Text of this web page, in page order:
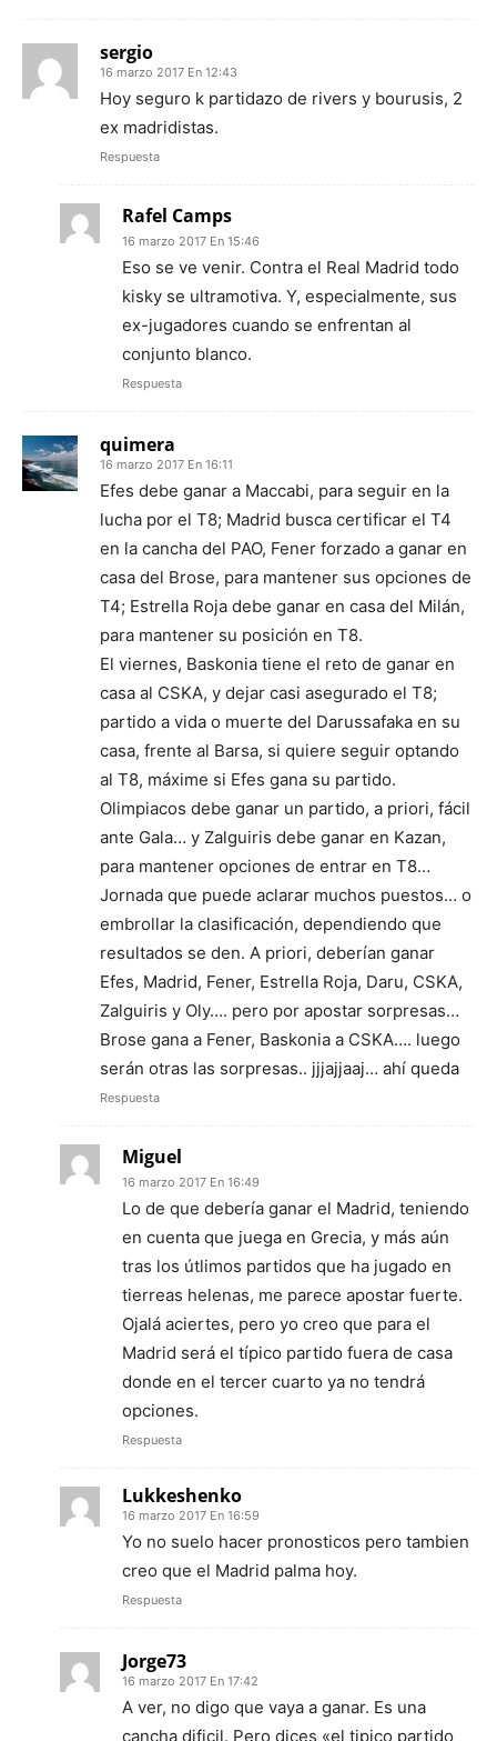
sergio
16 marzo 2017 En 12:43
Hoy seguro k partidazo de rivers y bourusis, 2
ex madridistas.
Respuesta
Rafel Camps
16 marzo 2017 En 15:46
Eso se ve venir. Contra el Real Madrid todo
kisky se ultramotiva. Y, especialmente, sus
ex-jugadores cuando se enfrentan al
conjunto blanco.
Respuesta
quimera
16 marzo 2017 En 16:11
Efes debe ganar a Maccabi, para seguir en la
lucha por el T8; Madrid busca certificar el T4
en la cancha del PAO, Fener forzado a ganar en
casa del Brose, para mantener sus opciones de
T4; Estrella Roja debe ganar en casa del Milán,
para mantener su posición en T8.
El viernes, Baskonia tiene el reto de ganar en
casa al CSKA, y dejar casi asegurado el T8;
partido a vida o muerte del Darussafaka en su
casa, frente al Barsa, si quiere seguir optando
al T8, máxime si Efes gana su partido.
Olimpiacos debe ganar un partido, a priori, fácil
ante Gala… y Zalguiris debe ganar en Kazan,
para mantener opciones de entrar en T8…
Jornada que puede aclarar muchos puestos… o
embrollar la clasificación, dependiendo que
resultados se den. A priori, deberían ganar
Efes, Madrid, Fener, Estrella Roja, Daru, CSKA,
Zalguiris y Oly…. pero por apostar sorpresas…
Brose gana a Fener, Baskonia a CSKA…. luego
serán otras las sorpresas.. jjjajjaaj… ahí queda
Respuesta
Miguel
16 marzo 2017 En 16:49
Lo de que debería ganar el Madrid, teniendo
en cuenta que juega en Grecia, y más aún
tras los útlimos partidos que ha jugado en
tierreas helenas, me parece apostar fuerte.
Ojalá aciertes, pero yo creo que para el
Madrid será el típico partido fuera de casa
donde en el tercer cuarto ya no tendrá
opciones.
Respuesta
Lukkeshenko
16 marzo 2017 En 16:59
Yo no suelo hacer pronosticos pero tambien
creo que el Madrid palma hoy.
Respuesta
Jorge73
16 marzo 2017 En 17:42
A ver, no digo que vaya a ganar. Es una
cancha dificil. Pero dices «el tipico partido